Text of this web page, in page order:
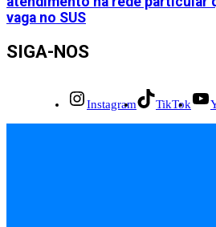
vaga no SUS
SIGA-NOS
Instagram TikTok